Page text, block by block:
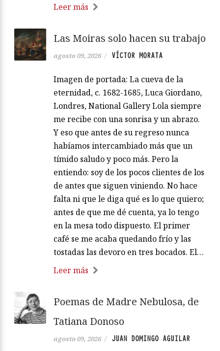
Leer más
Las Moiras solo hacen su trabajo
agosto 09, 2026 / VÍCTOR MORATA
Imagen de portada: La cueva de la
eternidad, c. 1682-1685, Luca Giordano,
Londres, National Gallery Lola siempre
me recibe con una sonrisa y un abrazo.
Y eso que antes de su regreso nunca
habíamos intercambiado más que un
tímido saludo y poco más. Pero la
entiendo: soy de los pocos clientes de los
de antes que siguen viniendo. No hace
falta ni que le diga qué es lo que quiero;
antes de que me dé cuenta, ya lo tengo
en la mesa todo dispuesto. El primer
café se me acaba quedando frío y las
tostadas las devoro en tres bocados. El…
Leer más
Poemas de Madre Nebulosa, de
Tatiana Donoso
agosto 09, 2026 / JUAN DOMINGO AGUILAR